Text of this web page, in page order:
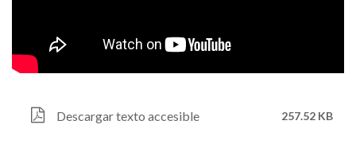
Descargar texto accesible 257.52 KB